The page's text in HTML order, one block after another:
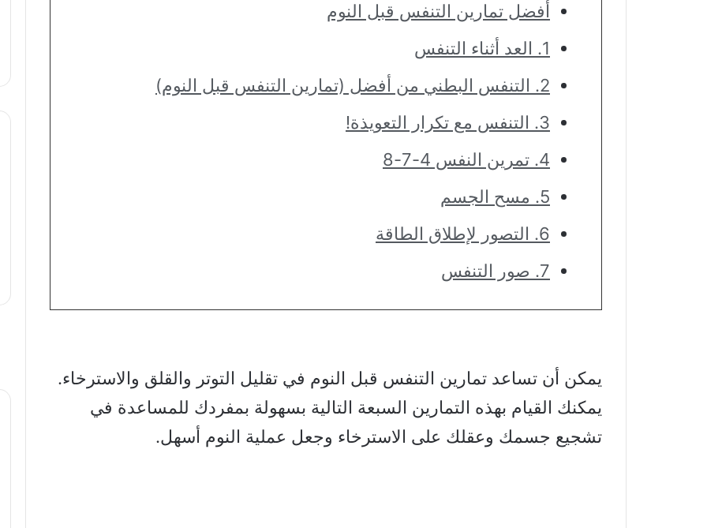
أفضل تمارين التنفس قبل النوم
1. العد أثناء التنفس
2. التنفس البطني من أفضل (تمارين التنفس قبل النوم)
3. التنفس مع تكرار التعويذة!
4. تمرين النفس 4-7-8
5. مسح الجسم
6. التصور لإطلاق الطاقة
7. صور التنفس
يمكن أن تساعد تمارين التنفس قبل النوم في تقليل التوتر والقلق والاسترخاء.
يمكنك القيام بهذه التمارين السبعة التالية بسهولة بمفردك للمساعدة في
تشجيع جسمك وعقلك على الاسترخاء وجعل عملية النوم أسهل.